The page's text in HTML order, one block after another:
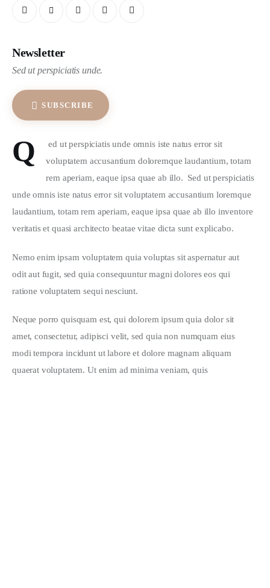
Newsletter
Sed ut perspiciatis unde.
SUBSCRIBE
Q
ed ut perspiciatis unde omnis iste natus error sit
voluptatem accusantium doloremque laudantium, totam
rem aperiam, eaque ipsa quae ab illo.  Sed ut perspiciatis
unde omnis iste natus error sit voluptatem accusantium loremque
laudantium, totam rem aperiam, eaque ipsa quae ab illo inventore
veritatis et quasi architecto beatae vitae dicta sunt explicabo.
Nemo enim ipsam voluptatem quia voluptas sit aspernatur aut
odit aut fugit, sed quia consequuntur magni dolores eos qui
ratione voluptatem sequi nesciunt.
Neque porro quisquam est, qui dolorem ipsum quia dolor sit
amet, consectetur, adipisci velit, sed quia non numquam eius
modi tempora incidunt ut labore et dolore magnam aliquam
quaerat voluptatem. Ut enim ad minima veniam, quis